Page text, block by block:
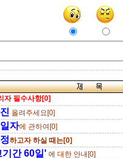
자 필수사항[0]
올려주세요[0]
자에 관하여[0]
하고자 하실 때는[0]
간 60일' 에 대한 안내[0]